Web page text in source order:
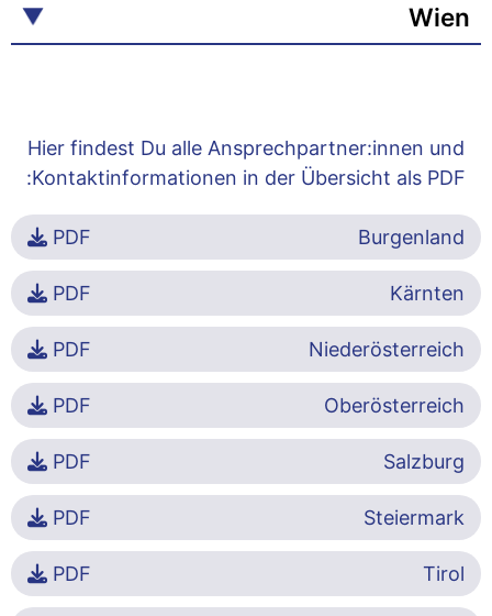
Wien
Hier findest Du alle Ansprechpartner:innen und
Kontaktinformationen in der Übersicht als PDF:
Burgenland
PDF
Kärnten
PDF
Niederösterreich
PDF
Oberösterreich
PDF
Salzburg
PDF
Steiermark
PDF
Tirol
PDF